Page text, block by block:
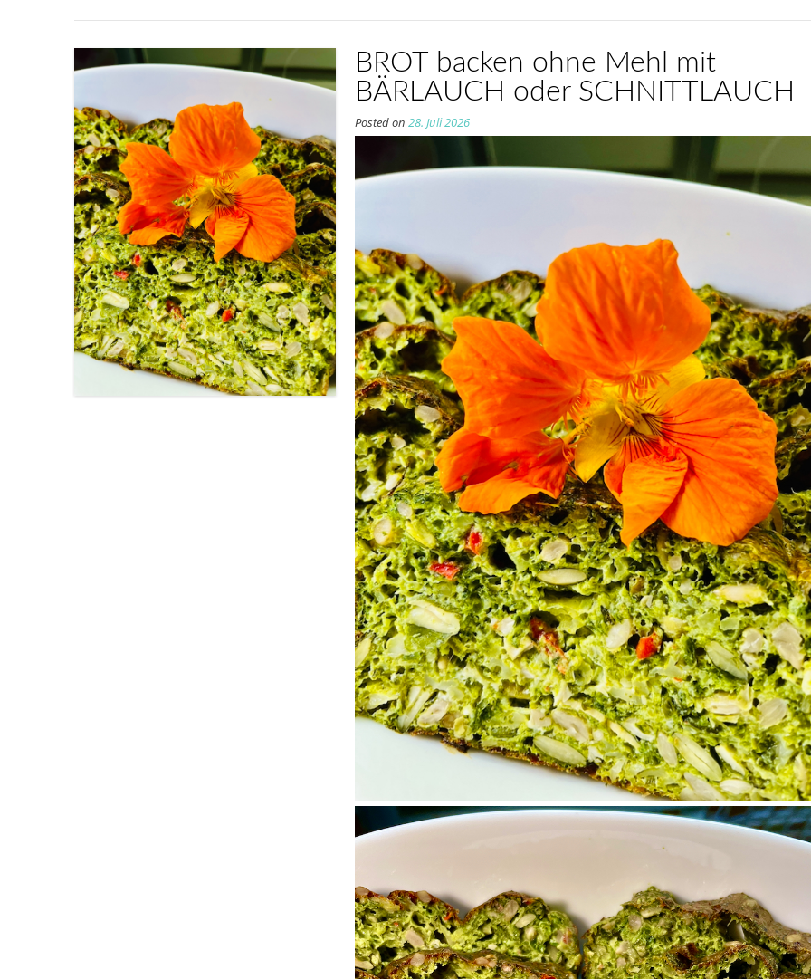
BROT backen ohne Mehl mit
BÄRLAUCH oder SCHNITTLAUCH
Posted on28. Juli 2026